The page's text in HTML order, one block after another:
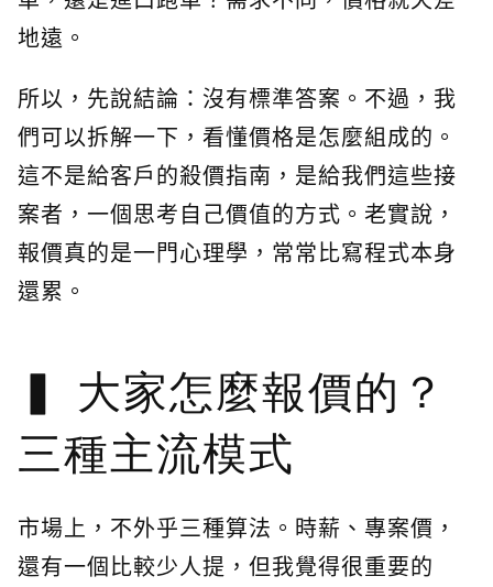
地遠。
所以，先說結論：沒有標準答案。不過，我
們可以拆解一下，看懂價格是怎麼組成的。
這不是給客戶的殺價指南，是給我們這些接
案者，一個思考自己價值的方式。老實說，
報價真的是一門心理學，常常比寫程式本身
還累。
大家怎麼報價的？
三種主流模式
市場上，不外乎三種算法。時薪、專案價，
還有一個比較少人提，但我覺得很重要的